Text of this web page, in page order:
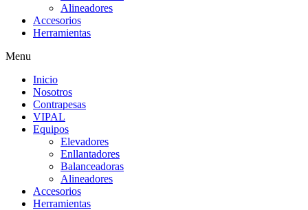
Alineadores
Accesorios
Herramientas
Menu
Inicio
Nosotros
Contrapesas
VIPAL
Equipos
Elevadores
Enllantadores
Balanceadoras
Alineadores
Accesorios
Herramientas